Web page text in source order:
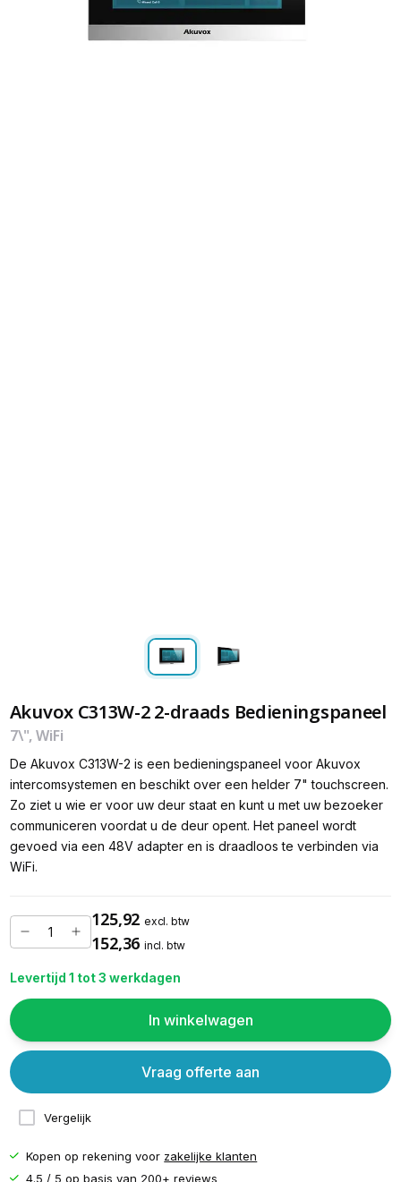
Akuvox C313W-2 2-draads Bedieningspaneel
7\", WiFi
De Akuvox C313W-2 is een bedieningspaneel voor Akuvox
intercomsystemen en beschikt over een helder 7" touchscreen.
Zo ziet u wie er voor uw deur staat en kunt u met uw bezoeker
communiceren voordat u de deur opent. Het paneel wordt
gevoed via een 48V adapter en is draadloos te verbinden via
WiFi.
125,92 excl. btw
152,36 incl. btw
Levertijd 1 tot 3 werkdagen
In winkelwagen
Vergelijk
Vraag offerte aan
Kopen op rekening voor zakelijke klanten
4.5 / 5 op basis van 200+ reviews